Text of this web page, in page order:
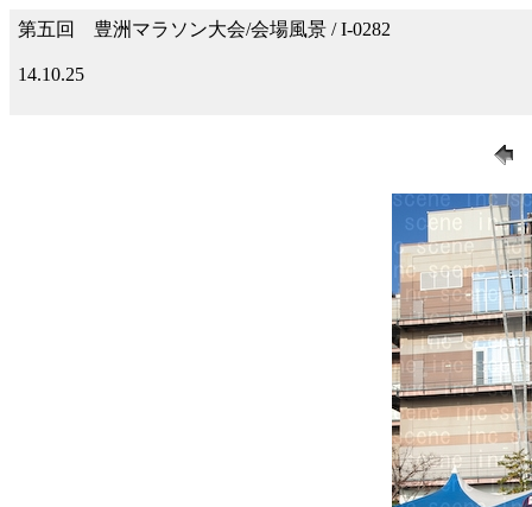
第五回 豊洲マラソン大会/会場風景 / I-0282
14.10.25